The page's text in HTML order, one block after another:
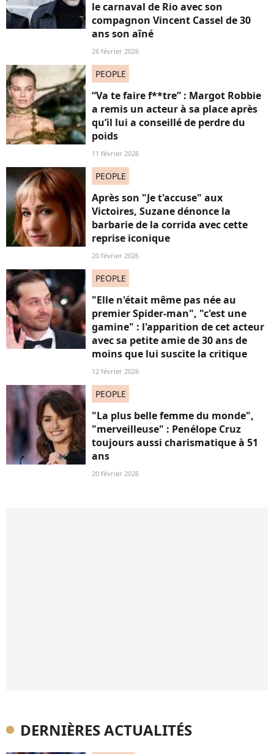
le carnaval de Rio avec son
compagnon Vincent Cassel de 30
ans son aîné
26 février 2026
PEOPLE
“Va te faire f**tre” : Margot Robbie
a remis un acteur à sa place après
qu’il lui a conseillé de perdre du
poids
11 février 2026
PEOPLE
Après son "Je t'accuse" aux
Victoires, Suzane dénonce la
barbarie de la corrida avec cette
reprise iconique
20 février 2026
PEOPLE
"Elle n'était même pas née au
premier Spider-man", "c'est une
gamine" : l'apparition de cet acteur
avec sa petite amie de 30 ans de
moins que lui suscite la critique
12 février 2026
PEOPLE
"La plus belle femme du monde",
"merveilleuse" : Penélope Cruz
toujours aussi charismatique à 51
ans
20 février 2026
DERNIÈRES ACTUALITÉS